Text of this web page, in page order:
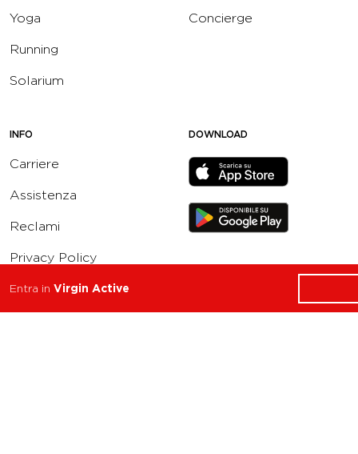
Yoga
Running
Solarium
Concierge
INFO
Carriere
Assistenza
Reclami
Privacy Policy
Cookie Policy
DOWNLOAD
Entra in Virgin Active